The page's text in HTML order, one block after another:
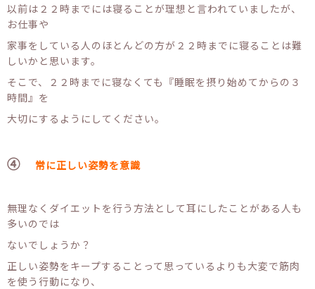
以前は２２時までには寝ることが理想と言われていましたが、
お仕事や
家事をしている人のほとんどの方が２２時までに寝ることは難
しいかと思います。
そこで、２２時までに寝なくても『睡眠を摂り始めてからの３
時間』を
大切にするようにしてください。
④ 常に正しい姿勢を意識
無理なくダイエットを行う方法として耳にしたことがある人も
多いのでは
ないでしょうか？
正しい姿勢をキープすることって思っているよりも大変で筋肉
を使う行動になり、